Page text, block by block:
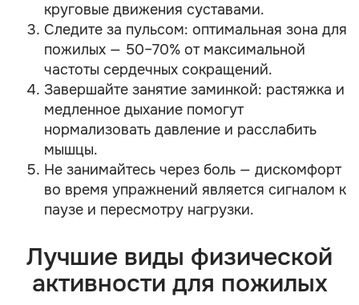
круговые движения суставами.
Следите за пульсом: оптимальная зона для
пожилых — 50–70% от максимальной
частоты сердечных сокращений.
Завершайте занятие заминкой: растяжка и
медленное дыхание помогут
нормализовать давление и расслабить
мышцы.
Не занимайтесь через боль — дискомфорт
во время упражнений является сигналом к
паузе и пересмотру нагрузки.
Лучшие виды физической
активности для пожилых